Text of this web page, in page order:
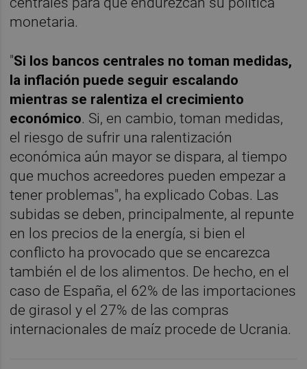
monetaria.
"Si los bancos centrales no toman medidas,
la inflación puede seguir escalando
mientras se ralentiza el crecimiento
económico. Si, en cambio, toman medidas,
el riesgo de sufrir una ralentización
económica aún mayor se dispara, al tiempo
que muchos acreedores pueden empezar a
tener problemas", ha explicado Cobas. Las
subidas se deben, principalmente, al repunte
en los precios de la energía, si bien el
conflicto ha provocado que se encarezca
también el de los alimentos. De hecho, en el
caso de España, el 62% de las importaciones
de girasol y el 27% de las compras
internacionales de maíz procede de Ucrania.